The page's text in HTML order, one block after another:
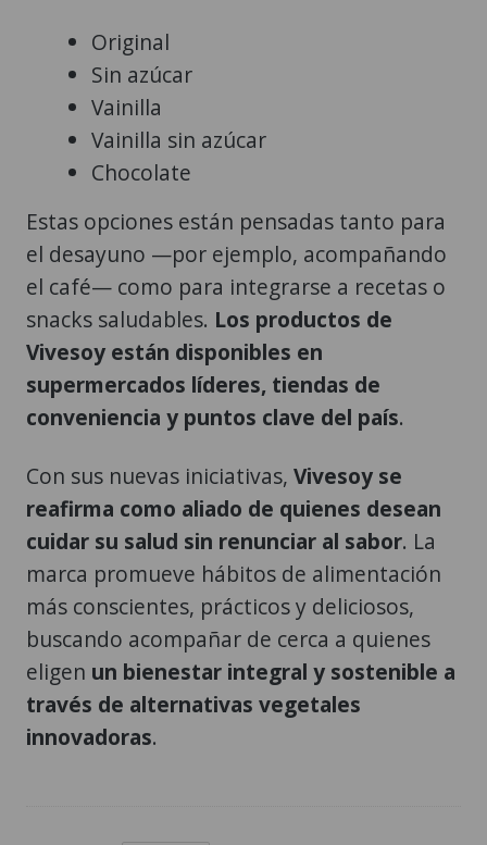
Original
Sin azúcar
Vainilla
Vainilla sin azúcar
Chocolate
Estas opciones están pensadas tanto para
el desayuno —por ejemplo, acompañando
el café— como para integrarse a recetas o
snacks saludables. Los productos de
Vivesoy están disponibles en
supermercados líderes, tiendas de
conveniencia y puntos clave del país.
Con sus nuevas iniciativas, Vivesoy se
reafirma como aliado de quienes desean
cuidar su salud sin renunciar al sabor. La
marca promueve hábitos de alimentación
más conscientes, prácticos y deliciosos,
buscando acompañar de cerca a quienes
eligen un bienestar integral y sostenible a
través de alternativas vegetales
innovadoras.